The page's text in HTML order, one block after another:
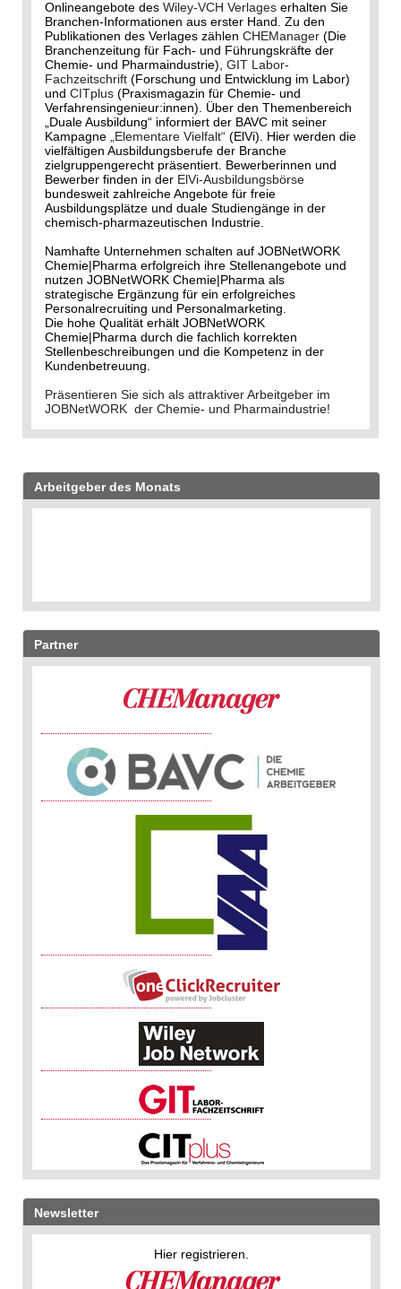
Onlineangebote des Wiley-VCH Verlages erhalten Sie
Branchen-Informationen aus erster Hand. Zu den
Publikationen des Verlages zählen CHEManager (Die
Branchenzeitung für Fach- und Führungskräfte der
Chemie- und Pharmaindustrie), GIT Labor-
Fachzeitschrift (Forschung und Entwicklung im Labor)
und CITplus (Praxismagazin für Chemie- und
Verfahrensingenieur:innen). Über den Themenbereich
„Duale Ausbildung“ informiert der BAVC mit seiner
Kampagne „Elementare Vielfalt“ (ElVi). Hier werden die
vielfältigen Ausbildungsberufe der Branche
zielgruppengerecht präsentiert. Bewerberinnen und
Bewerber finden in der ElVi-Ausbildungsbörse
bundesweit zahlreiche Angebote für freie
Ausbildungsplätze und duale Studiengänge in der
chemisch-pharmazeutischen Industrie.
Namhafte Unternehmen schalten auf JOBNetWORK
Chemie|Pharma erfolgreich ihre Stellenangebote und
nutzen JOBNetWORK Chemie|Pharma als
strategische Ergänzung für ein erfolgreiches
Personalrecruiting und Personalmarketing.
Die hohe Qualität erhält JOBNetWORK
Chemie|Pharma durch die fachlich korrekten
Stellenbeschreibungen und die Kompetenz in der
Kundenbetreuung.
Präsentieren Sie sich als attraktiver Arbeitgeber im
JOBNetWORK der Chemie- und Pharmaindustrie!
Arbeitgeber des Monats
Partner
Newsletter
Hier registrieren.